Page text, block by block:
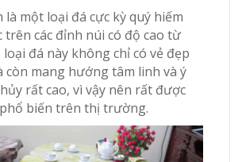
là một loại đá cực kỳ quý hiếm
trên các đỉnh núi có độ cao từ
đá này không chỉ có vẻ đẹp
còn mang hướng tâm linh và ý
rất cao, vì vậy nên rất được
biến trên thị trường.